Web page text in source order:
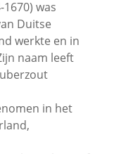
was
Duitse
werkte en in
naam leeft
in het